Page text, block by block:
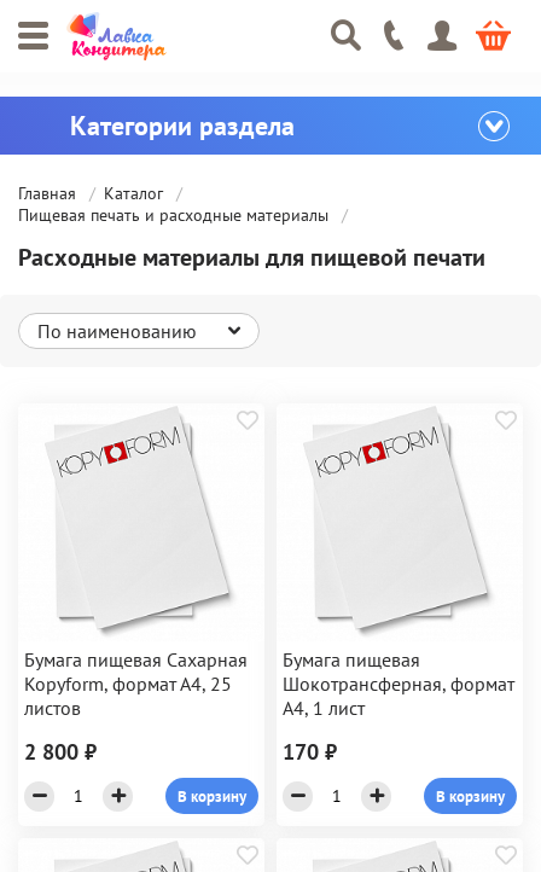
Главная
Каталог
Пищевая печать и расходные материалы
Расходные материалы для пищевой печати
По наименованию
Бумага пищевая Сахарная
Kopyform, формат А4, 25
листов
2 800 ₽
В корзину
Бумага пищевая
Шокотрансферная, формат
А4, 1 лист
170 ₽
В корзину